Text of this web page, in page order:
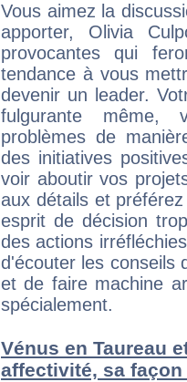
Vous aimez la
apporter, Olivia
provocantes qui
tendance à vous
devenir un leader.
fulgurante même,
problèmes de
des initiatives
voir aboutir vos
aux détails et
esprit de décision
des actions
d'écouter les conseils
et de faire machine
spécialement.
Vénus en Taureau
affectivité, sa